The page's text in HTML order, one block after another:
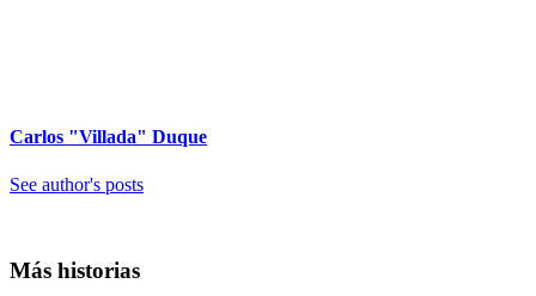
Carlos "Villada" Duque
See author's posts
Más historias